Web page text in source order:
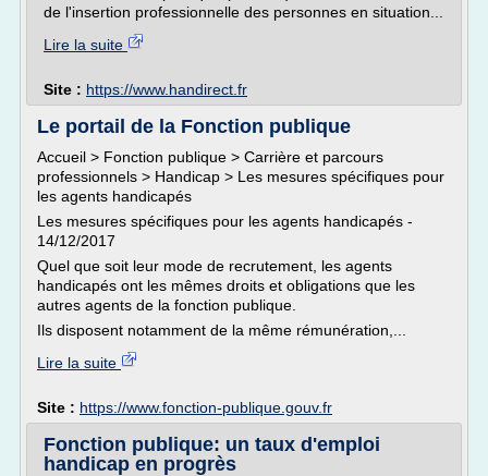
de l'insertion professionnelle des personnes en situation...
Lire la suite
Site : https://www.handirect.fr
Le portail de la Fonction publique
Accueil > Fonction publique > Carrière et parcours
professionnels > Handicap > Les mesures spécifiques pour
les agents handicapés
Les mesures spécifiques pour les agents handicapés -
14/12/2017
Quel que soit leur mode de recrutement, les agents
handicapés ont les mêmes droits et obligations que les
autres agents de la fonction publique.
Ils disposent notamment de la même rémunération,...
Lire la suite
Site : https://www.fonction-publique.gouv.fr
Fonction publique: un taux d'emploi
handicap en progrès